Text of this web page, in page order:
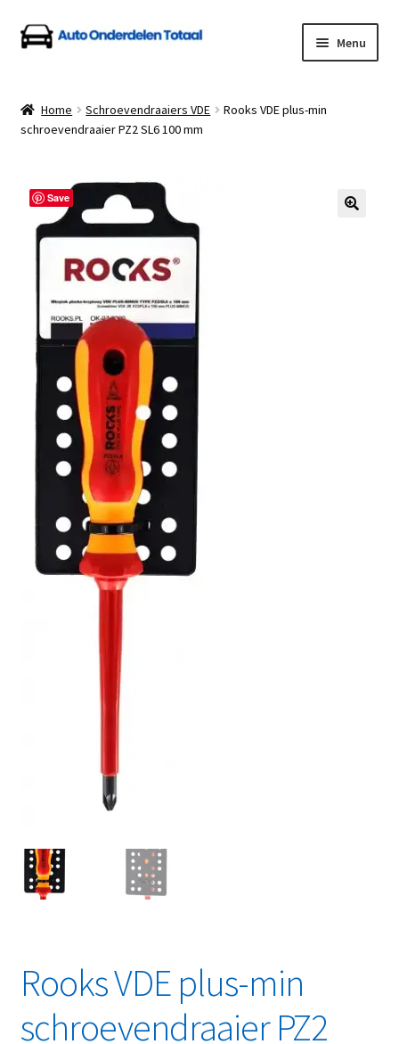
Ga
door
navigatie
Ga
naar
inhoud
Menu
Algemene Voorwaarden
Auto Onderdelen Shop
Betalen en Verzenden
Contact
Klantenservice
Linkpartners
My account
Overzicht
Retourbeleid
Home Schroevendraaiers VDE
Rooks VDE plus-min
schroevendraaier PZ2 SL6 100 mm
Save
Rooks VDE plus-min
schroevendraaier PZ2